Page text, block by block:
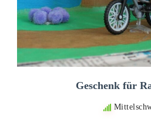
Geschenk für